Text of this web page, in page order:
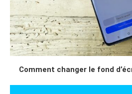
Comment changer le fond